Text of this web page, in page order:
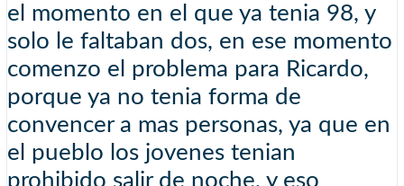
el momento en el que ya tenia 98, y
solo le faltaban dos, en ese momento
comenzo el problema para Ricardo,
porque ya no tenia forma de
convencer a mas personas, ya que en
el pueblo los jovenes tenian
prohibido salir de noche, y eso